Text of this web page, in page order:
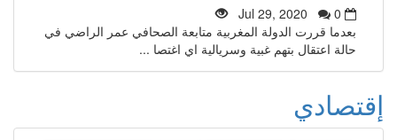
Jul 29, 2020
0
بعدما قررت الدولة المغربية متابعة الصحافي عمر الراضي في
حالة اعتقال بتهم غبية وسريالية اي اغتصا ...
إقتصادي